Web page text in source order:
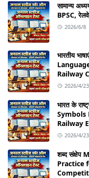
सामान्य
BPSC, रेलवे
2026/6/8
भारतीय
Railway
2026/4/23
भारत के
Symbols
Railway
2026/4/23
शब्द संक्षेप
Practice